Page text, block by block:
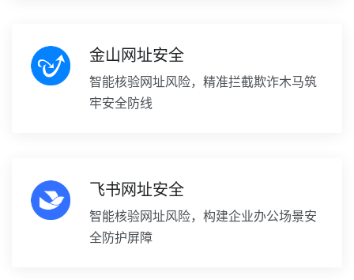
金山网址安全
智能核验网址风险，精准拦截欺诈木马筑
牢安全防线
飞书网址安全
智能核验网址风险，构建企业办公场景安
全防护屏障